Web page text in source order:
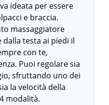
ideata per essere
e braccia.
massaggiatore
testa ai piedi il
con te,
Puoi regolare sia
sfruttando uno dei
la velocità della
modalità.